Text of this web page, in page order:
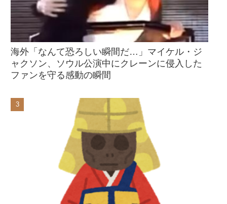
海外「なんて恐ろしい瞬間だ…」マイケル・ジ
ャクソン、ソウル公演中にクレーンに侵入した
ファンを守る感動の瞬間